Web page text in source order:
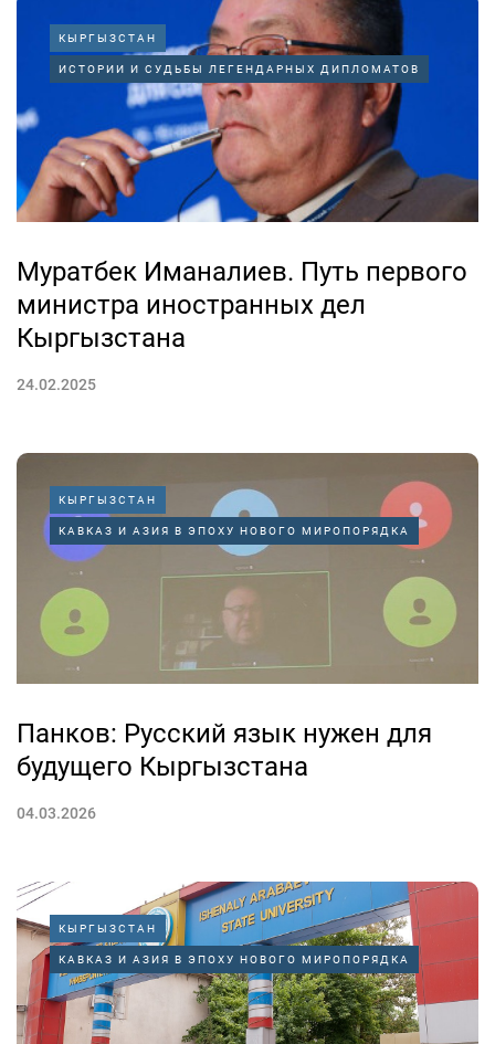
КЫРГЫЗСТАН
ИСТОРИИ И СУДЬБЫ ЛЕГЕНДАРНЫХ ДИПЛОМАТОВ
Муратбек Иманалиев. Путь первого
министра иностранных дел
Кыргызстана
24.02.2025
КЫРГЫЗСТАН
КАВКАЗ И АЗИЯ В ЭПОХУ НОВОГО МИРОПОРЯДКА
Панков: Русский язык нужен для
будущего Кыргызстана
04.03.2026
КЫРГЫЗСТАН
КАВКАЗ И АЗИЯ В ЭПОХУ НОВОГО МИРОПОРЯДКА